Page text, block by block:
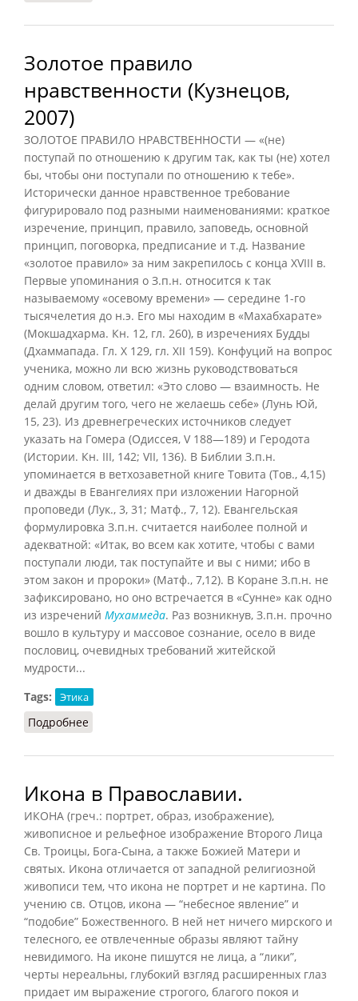
Золотое правило
нравственности (Кузнецов,
2007)
ЗОЛОТОЕ ПРАВИЛО НРАВСТВЕННОСТИ — «(не)
поступай по отношению к другим так, как ты (не) хотел
бы, чтобы они поступали по отношению к тебе».
Исторически данное нравственное требование
фигурировало под разными наименованиями: краткое
изречение, принцип, правило, заповедь, основной
принцип, поговорка, предписание и т.д. Название
«золотое правило» за ним закрепилось с конца XVIII в.
Первые упоминания о З.п.н. относится к так
называемому «осевому времени» — середине 1-го
тысячелетия до н.э. Его мы находим в «Махабхарате»
(Мокшадхарма. Кн. 12, гл. 260), в изречениях Будды
(Дхаммапада. Гл. X 129, гл. XII 159). Конфуций на вопрос
ученика, можно ли всю жизнь руководствоваться
одним словом, ответил: «Это слово — взаимность. Не
делай другим того, чего не желаешь себе» (Лунь Юй,
15, 23). Из древнегреческих источников следует
указать на Гомера (Одиссея, V 188—189) и Геродота
(Истории. Кн. III, 142; VII, 136). В Библии З.п.н.
упоминается в ветхозаветной книге Товита (Тов., 4,15)
и дважды в Евангелиях при изложении Нагорной
проповеди (Лук., 3, 31; Матф., 7, 12). Евангельская
формулировка З.п.н. считается наиболее полной и
адекватной: «Итак, во всем как хотите, чтобы с вами
поступали люди, так поступайте и вы с ними; ибо в
этом закон и пророки» (Матф., 7,12). В Коране З.п.н. не
зафиксировано, но оно встречается в «Сунне» как одно
из изречений Мухаммеда. Раз возникнув, З.п.н. прочно
вошло в культуру и массовое сознание, осело в виде
пословиц, очевидных требований житейской
мудрости...
Tags:
Этика
Подробнее
Икона в Православии.
ИКОНА (греч.: портрет, образ, изображение),
живописное и рельефное изображение Второго Лица
Св. Троицы, Бога-Сына, а также Божией Матери и
святых. Икона отличается от западной религиозной
живописи тем, что икона не портрет и не картина. По
учению св. Отцов, икона — “небесное явление” и
“подобие” Божественного. В ней нет ничего мирского и
телесного, ее отвлеченные образы являют тайну
невидимого. На иконе пишутся не лица, а “лики”,
черты нереальны, глубокий взгляд расширенных глаз
придает им выражение строгого, благого покоя и